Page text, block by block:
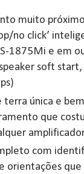
muito
no click’
1875Mi e em
soft
terra única e
que
com
orientações